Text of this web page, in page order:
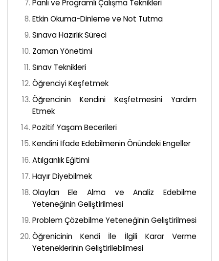
Panlı ve Programlı Çalışma Teknikleri
Etkin Okuma-Dinleme ve Not Tutma
Sınava Hazırlık Süreci
Zaman Yönetimi
Sınav Teknikleri
Öğrenciyi Keşfetmek
Öğrencinin Kendini Keşfetmesini Yardım
Etmek
Pozitif Yaşam Becerileri
Kendini İfade Edebilmenin Önündeki Engeller
Atılganlık Eğitimi
Hayır Diyebilmek
Olayları Ele Alma ve Analiz Edebilme
Yeteneğinin Geliştirilmesi
Problem Çözebilme Yeteneğinin Geliştirilmesi
Öğrenicinin Kendi İle İlgili Karar Verme
Yeteneklerinin Geliştirilebilmesi